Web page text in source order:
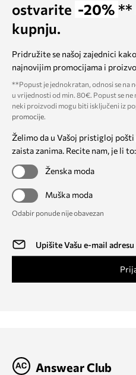
ostvarite -20% **
kupnju.
Pridružite se našoj zajednici
najnovijim promocijama i
**Popust je jednokratan, odnosi se na
u vrijednosti od min. 80€. Popust se
neki proizvodi mogu biti isključeni iz
promocije.
Želimo da u Vašoj pristigloj pošti
zaista zanima. Recite nam, je li to:
Ženska moda
Muška moda
Odabir ponude nije obavezan
Answear Club